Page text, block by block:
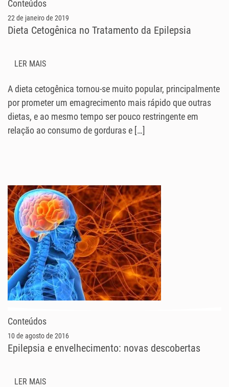
Conteúdos
22 de janeiro de 2019
Dieta Cetogênica no Tratamento da Epilepsia
LER MAIS
A dieta cetogênica tornou-se muito popular, principalmente
por prometer um emagrecimento mais rápido que outras
dietas, e ao mesmo tempo ser pouco restringente em
relação ao consumo de gorduras e […]
Conteúdos
10 de agosto de 2016
Epilepsia e envelhecimento: novas descobertas
LER MAIS